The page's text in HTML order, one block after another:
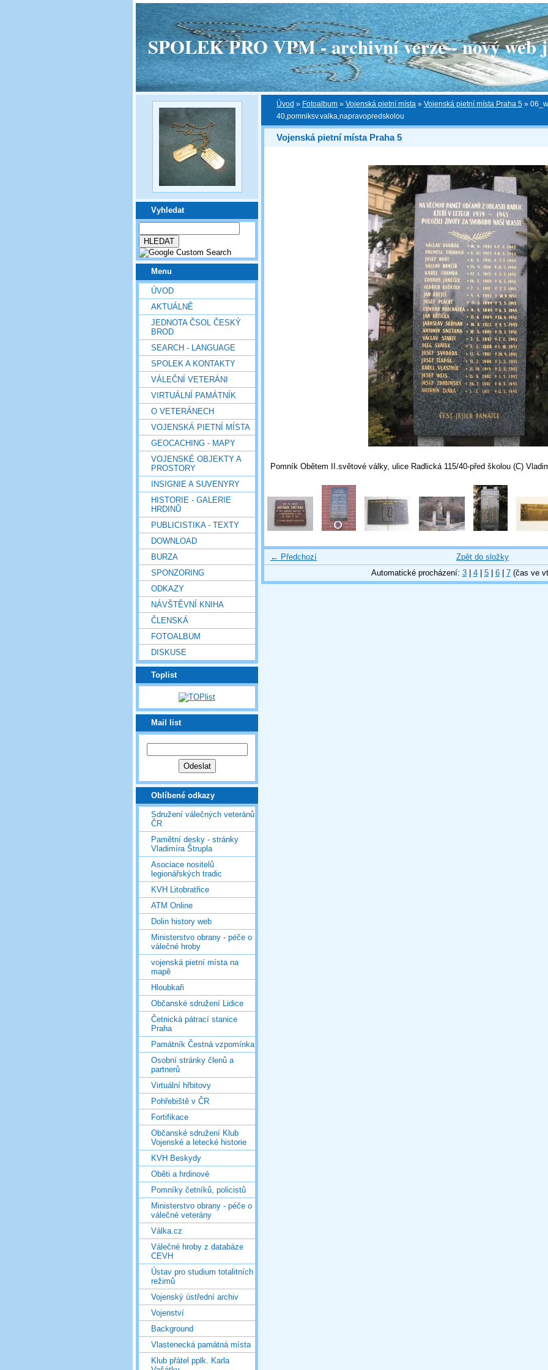
SPOLEK PRO VPM - archivní verze - nový web
Vyhledat
Menu
ÚVOD
AKTUÁLNĚ
JEDNOTA ČSOL ČESKÝ
BROD
SEARCH - LANGUAGE
SPOLEK A KONTAKTY
VÁLEČNÍ VETERÁNI
VIRTUÁLNÍ PAMÁTNÍK
O VETERÁNECH
VOJENSKÁ PIETNÍ MÍSTA
GEOCACHING - MAPY
VOJENSKÉ OBJEKTY A
PROSTORY
INSIGNIE A SUVENYRY
HISTORIE - GALERIE
HRDINŮ
PUBLICISTIKA - TEXTY
DOWNLOAD
BURZA
SPONZORING
ODKAZY
NÁVŠTĚVNÍ KNIHA
ČLENSKÁ
FOTOALBUM
DISKUSE
Toplist
Mail list
Oblíbené odkazy
Sdružení válečných veteránů
ČR
Pamětní desky - stránky
Vladimíra Štrupla
Asociace nositelů
legionářských tradic
KVH Litobratřice
ATM Online
Dolin history web
Ministerstvo obrany - péče o
válečné hroby
vojenská pietní místa na
mapě
Hloubkaři
Občanské sdružení Lidice
Četnická pátrací stanice
Praha
Památník Čestná vzpomínka
Osobní stránky členů a
partnerů
Virtuální hřbitovy
Pohřebiště v ČR
Fortifikace
Občanské sdružení Klub
Vojenské a letecké historie
KVH Beskydy
Oběti a hrdinové
Pomníky četníků, policistů
Ministerstvo obrany - péče o
válečné veterány
Válka.cz
Válečné hroby z databáze
CEVH
Ústav pro studium totalitních
režimů
Vojenský ústřední archiv
Vojenství
Background
Vlastenecká památná místa
Klub přátel pplk. Karla
Úvod » Fotoalbum » Vojenská pietní místa » Vojenská pietní místa Praha 5 »
40,pomniksv.valka,napravopredskolou
Vojenská pietní místa Praha 5
Pomník Obětem II.světové války, ulice Radlická 115/40-před školou (C)
← Předchozí
Zpět do složky
Automatické procházení: 3| 4| 5| 6| 7(čas ve